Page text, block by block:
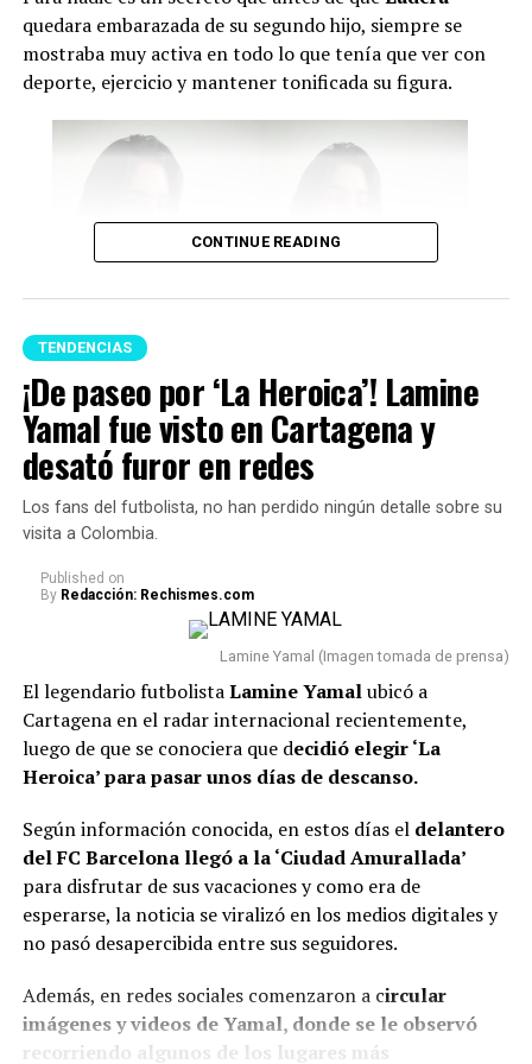
quedara embarazada de su segundo hijo, siempre se
mostraba muy activa en todo lo que tenía que ver con
deporte, ejercicio y mantener tonificada su figura.
Isabella Ladera (Imagen tomada de IG)
Y en esta oportunidad, Isabella habló de los cambios
que ha atravesado su cuerpo tras el embarazo
reveló que no siempre hay cuerpos perfectos después
de parir.
“Te voy a mostrar como tengo
mi cuerpo tres semanas
después de dar a luz. Y ya
cuando comience a entrenar,
te voy a mostrar el proceso
porque no me voy a rendir. No
me odio, no me siento mal,
simplemente estoy abrazando
el proceso y dejando que me
atraviese. Me estoy viendo un
día a la vez, me conozco el
camino”, señaló.
CONTINUE READING
TENDENCIAS
¡De paseo por ‘La Heroica’! Lamine
Yamal fue visto en Cartagena y
desató furor en redes
Los fans del futbolista, no han perdido ningún detalle sobre su
visita a Colombia.
Published on
By Redacción: Rechismes.com
Lamine Yamal (Imagen tomada de prensa)
El legendario futbolistaLamine Yamalubicó a
Cartagena en el radar internacional recientemente,
luego de que se conociera que decidió elegir ‘La
Heroica’ para pasar unos días de descanso.
Según información conocida, en estos días el delantero
del FC Barcelona llegó a la ‘Ciudad Amurallada’
para disfrutar de sus vacaciones y como era de
esperarse, la noticia se viralizó en los medios digitales y
no pasó desapercibida entre sus seguidores.
Además, en redes sociales comenzaron a circular
imágenes y videos de Yamal, donde se le observó
recorriendo algunos de los lugares más